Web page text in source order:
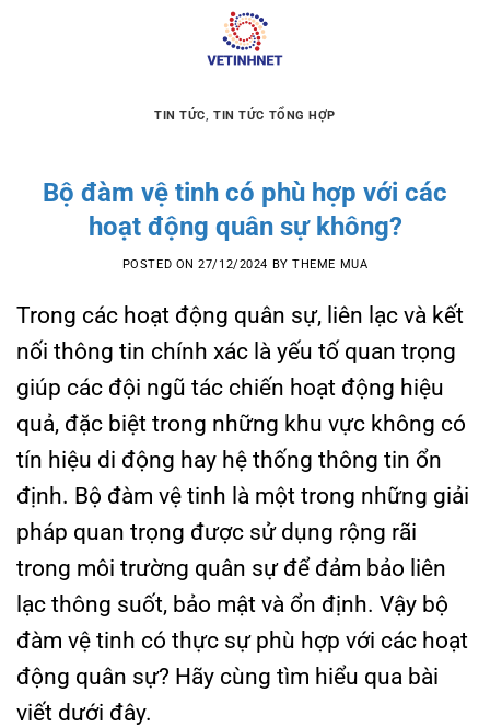
TIN TỨC,TIN TỨC TỔNG HỢP
Bộ đàm vệ tinh có phù hợp với các
hoạt động quân sự không?
POSTED ON27/12/2024 BYTHEME MUA
Trong các hoạt động quân sự, liên lạc và kết
nối thông tin chính xác là yếu tố quan trọng
giúp các đội ngũ tác chiến hoạt động hiệu
quả, đặc biệt trong những khu vực không có
tín hiệu di động hay hệ thống thông tin ổn
định. Bộ đàm vệ tinh là một trong những giải
pháp quan trọng được sử dụng rộng rãi
trong môi trường quân sự để đảm bảo liên
lạc thông suốt, bảo mật và ổn định. Vậy bộ
đàm vệ tinh có thực sự phù hợp với các hoạt
động quân sự? Hãy cùng tìm hiểu qua bài
viết dưới đây.